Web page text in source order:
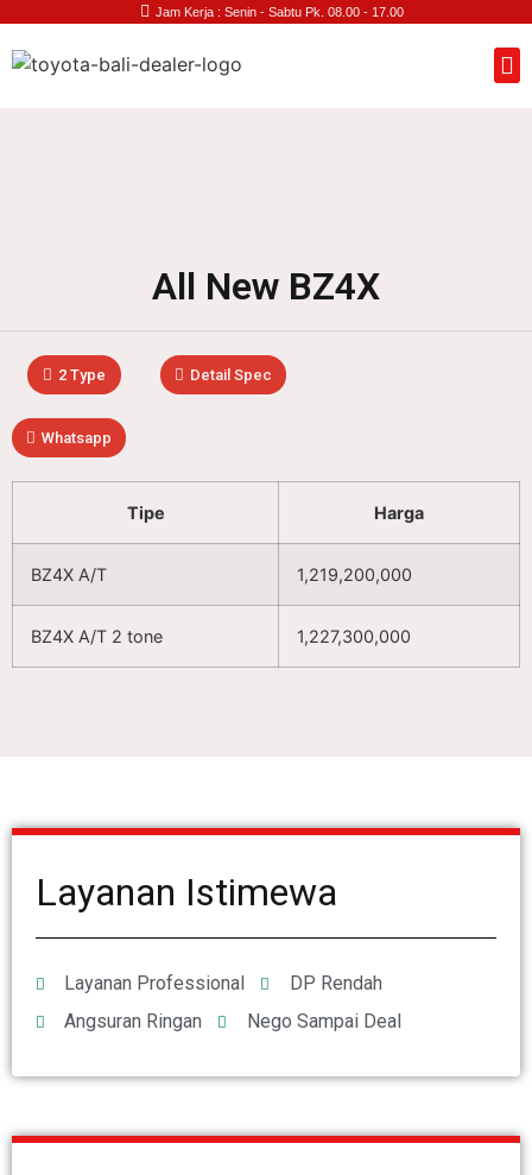
Jam Kerja : Senin - Sabtu Pk. 08.00 - 17.00
All New BZ4X
2 Type Detail Spec
Whatsapp
Tipe Harga
BZ4X A/T 1,219,200,000
BZ4X A/T 2 tone 1,227,300,000
Layanan Istimewa
Layanan Professional
DP Rendah
Angsuran Ringan
Nego Sampai Deal